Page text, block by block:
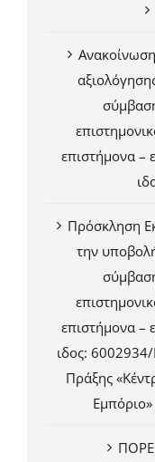
επιστήμονα –
Πρόσκληση
την
επιστήμονα –
ιδος:
Πράξης